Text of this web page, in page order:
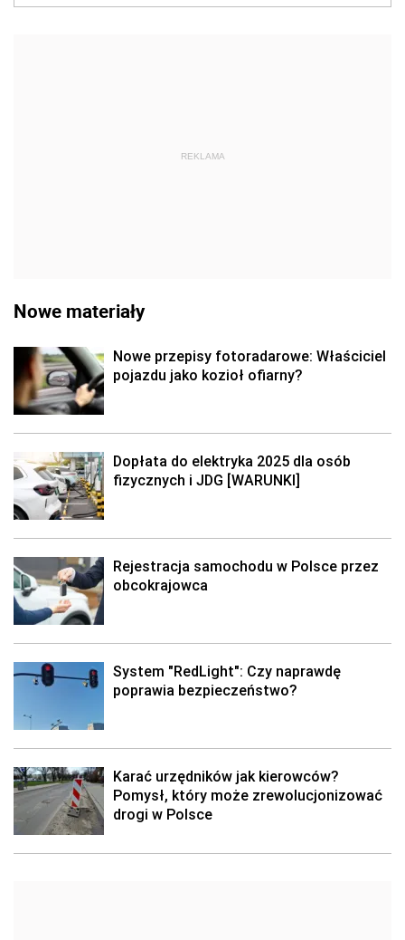
REKLAMA
Nowe materiały
Nowe przepisy fotoradarowe: Właściciel
pojazdu jako kozioł ofiarny?
Dopłata do elektryka 2025 dla osób
fizycznych i JDG [WARUNKI]
Rejestracja samochodu w Polsce przez
obcokrajowca
System "RedLight": Czy naprawdę
poprawia bezpieczeństwo?
Karać urzędników jak kierowców?
Pomysł, który może zrewolucjonizować
drogi w Polsce